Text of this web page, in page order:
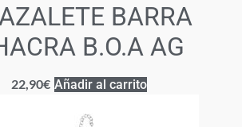
BARRA
B.O.A AG
22,90€ Añadir al carrito